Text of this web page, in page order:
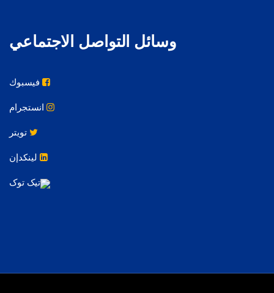
وسائل التواصل الاجتماعي
فيسبوك
انستجرام
تويتر
لينكدإن
تیک توک